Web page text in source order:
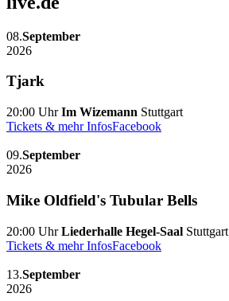
08.September
2026
Tjark
20:00 UhrIm Wizemann Stuttgart
Tickets & mehr InfosFacebook
09.September
2026
Mike Oldfield's Tubular Bells
20:00 UhrLiederhalle Hegel-Saal Stuttgart
Tickets & mehr InfosFacebook
13.September
2026